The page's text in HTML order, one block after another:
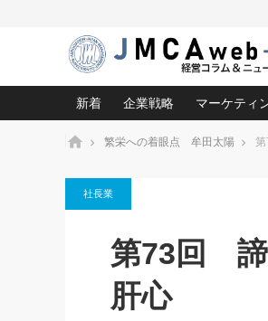
新着
相談15：銀行がやたらと固定金
利を勧めてきます！やはり固定
がよいのでしょうか！
企業戦略
中小企業の「１位づく
利益を最大化する「業
強い会社を築く ビジネ
日本レーザー「人を大
(3)
武器としてのM&A入門(3)
マーケティ
ロングセ
ホーム 繁栄への着眼点 牟田太陽
社長業
第73回 諦
肝心